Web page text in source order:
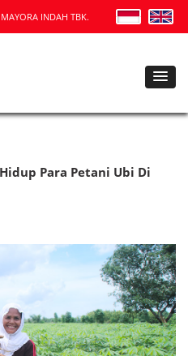
INDAH TBK.
Para Petani Ubi Di